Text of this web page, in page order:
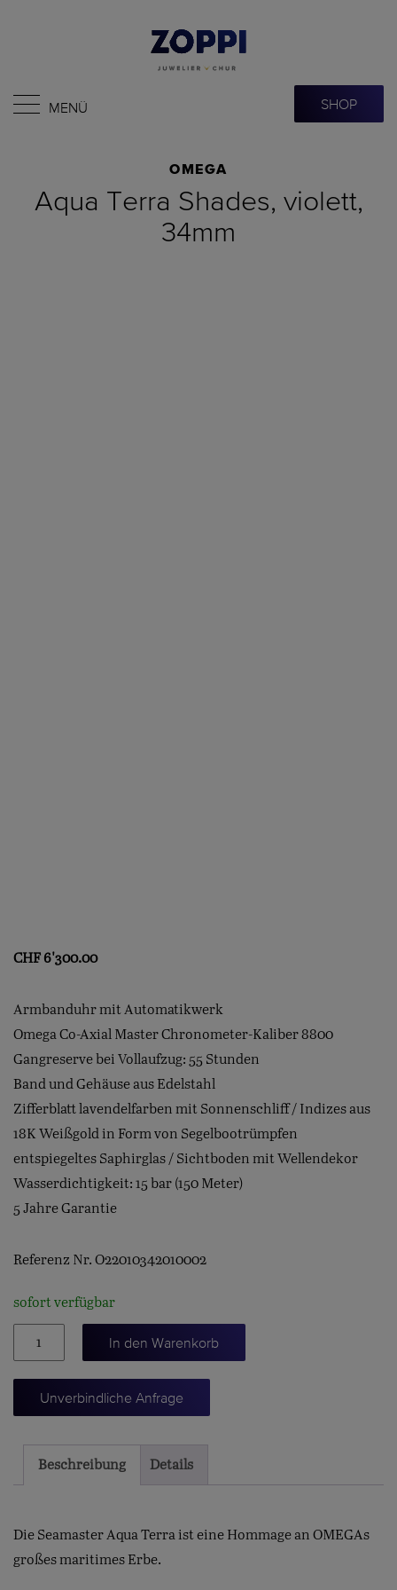
MENÜ SHOP
OMEGA
Aqua Terra Shades, violett,
34mm
CHF 6'300.00
Armbanduhr mit Automatikwerk
Omega Co-Axial Master Chronometer-Kaliber 8800
Gangreserve bei Vollaufzug: 55 Stunden
Band und Gehäuse aus Edelstahl
Zifferblatt lavendelfarben mit Sonnenschliff / Indizes aus
18K Weißgold in Form von Segelbootrümpfen
entspiegeltes Saphirglas / Sichtboden mit Wellendekor
Wasserdichtigkeit: 15 bar (150 Meter)
5 Jahre Garantie
Referenz Nr. O22010342010002
sofort verfügbar
Terra
Menge
In den Warenkorb
Unverbindliche Anfrage
Beschreibung Details
Die Seamaster Aqua Terra ist eine Hommage an OMEGAs
großes maritimes Erbe.